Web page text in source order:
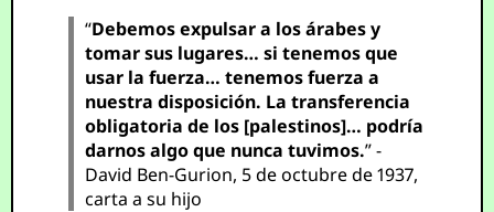
“Debemos expulsar a los árabes y
tomar sus lugares… si tenemos que
usar la fuerza… tenemos fuerza a
nuestra disposición. La transferencia
obligatoria de los [palestinos]… podría
darnos algo que nunca tuvimos.” -
David Ben-Gurion, 5 de octubre de 1937,
carta a su hijo